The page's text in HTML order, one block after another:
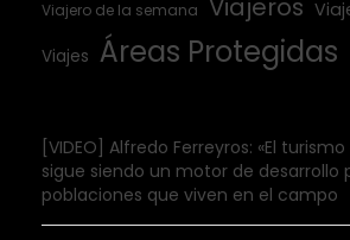
Viajero de la semana Viajeros
Viajes Áreas Protegidas
[VIDEO] Alfredo Ferreyros: «El
sigue siendo un motor de desarrollo
poblaciones que viven en el campo